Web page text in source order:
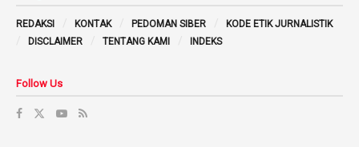
REDAKSI KONTAK PEDOMAN SIBER
KODE ETIK JURNALISTIK
DISCLAIMER
TENTANG KAMI INDEKS
Follow Us